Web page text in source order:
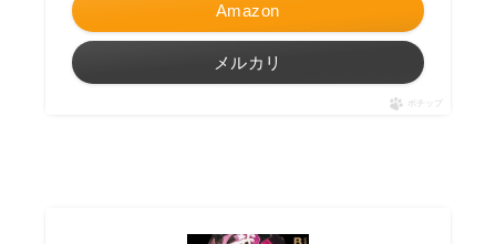
Amazon
メルカリ
ポチップ